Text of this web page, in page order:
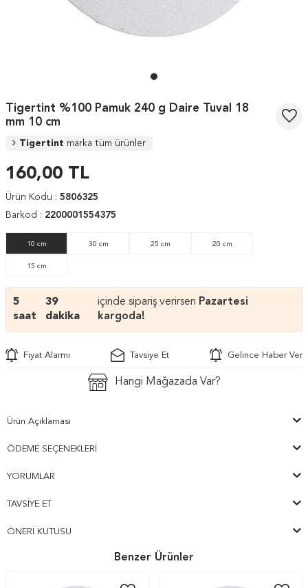
Tigertint %100 Pamuk 240 g Daire Tuval 18
mm 10 cm
Tigertint marka tüm ürünler
160,00 TL
Ürün Kodu : 5806325
Barkod : 2200001554375
10 cm 30 cm 25 cm 20 cm
15 cm
5
saat
39
dakika
içinde sipariş verirsen Pazartesi
kargoda!
Fiyat Alarmı Tavsiye Et Gelince Haber Ver
Hangi Mağazada Var?
Ürün Açıklaması
ÖDEME SEÇENEKLERI
YORUMLAR
TAVSIYE ET
ÖNERI KUTUSU
Benzer Ürünler